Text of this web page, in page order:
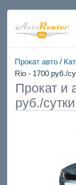
Прокат авто/
Rio - 1700 руб./
Прокат и
руб./сутки